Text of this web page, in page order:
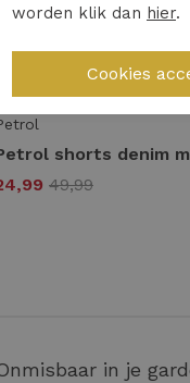
49,99
in je
worden klik dan hier.